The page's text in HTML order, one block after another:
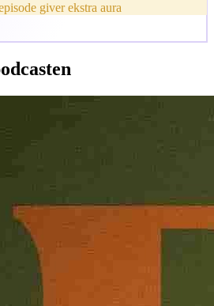
giver ekstra aura